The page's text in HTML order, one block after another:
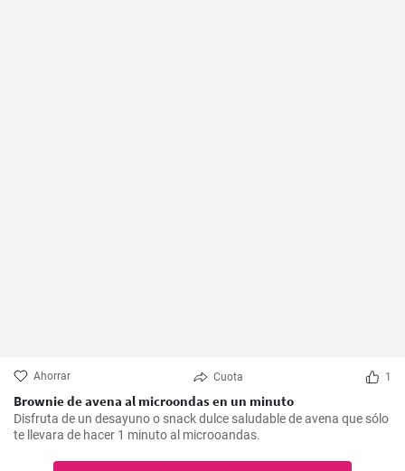
Ahorrar Cuota 1
Brownie de avena al microondas en un minuto
Disfruta de un desayuno o snack dulce saludable de avena que sólo
te llevara de hacer 1 minuto al microoandas.